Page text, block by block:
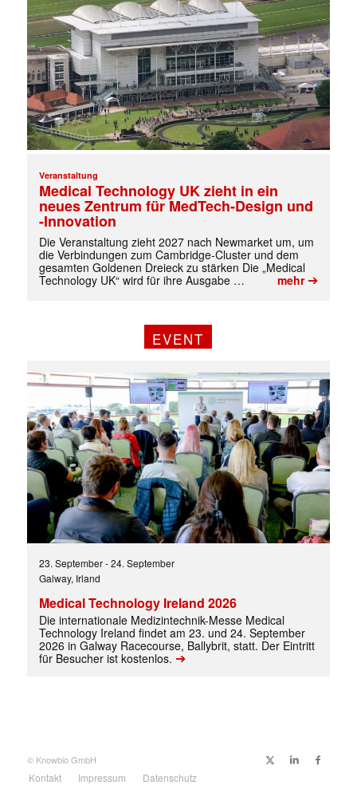
Veranstaltung
Medical Technology UK zieht in ein
neues Zentrum für MedTech-Design und
-Innovation
Die Veranstaltung zieht 2027 nach Newmarket um, um
die Verbindungen zum Cambridge-Cluster und dem
gesamten Goldenen Dreieck zu stärken Die „Medical
Technology UK“ wird für ihre Ausgabe …
mehr➔
EVENT
23. September-24. September
Galway, Irland
Medical Technology Ireland 2026
Die internationale Medizintechnik-Messe Medical
Technology Ireland findet am 23. und 24. September
2026 in Galway Racecourse, Ballybrit, statt. Der Eintritt
für Besucher ist kostenlos. ➔
© Knowbio GmbH
Kontakt Impressum Datenschutz